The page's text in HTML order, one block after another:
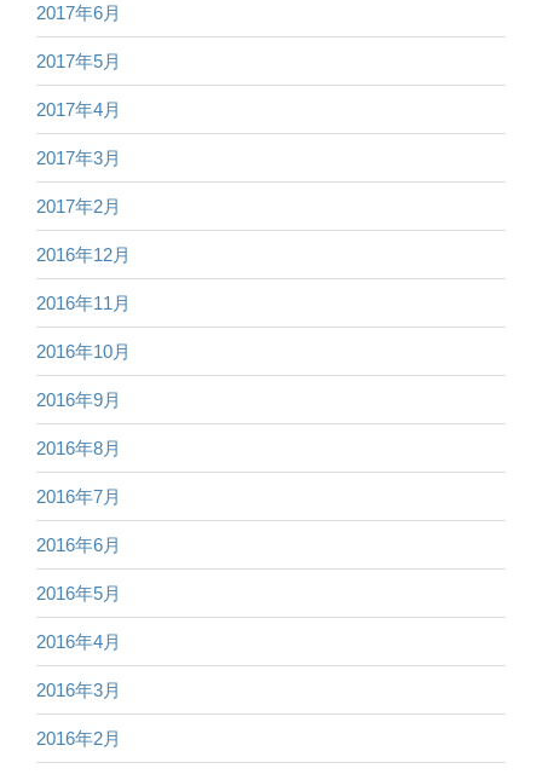
2017年6月
2017年5月
2017年4月
2017年3月
2017年2月
2016年12月
2016年11月
2016年10月
2016年9月
2016年8月
2016年7月
2016年6月
2016年5月
2016年4月
2016年3月
2016年2月